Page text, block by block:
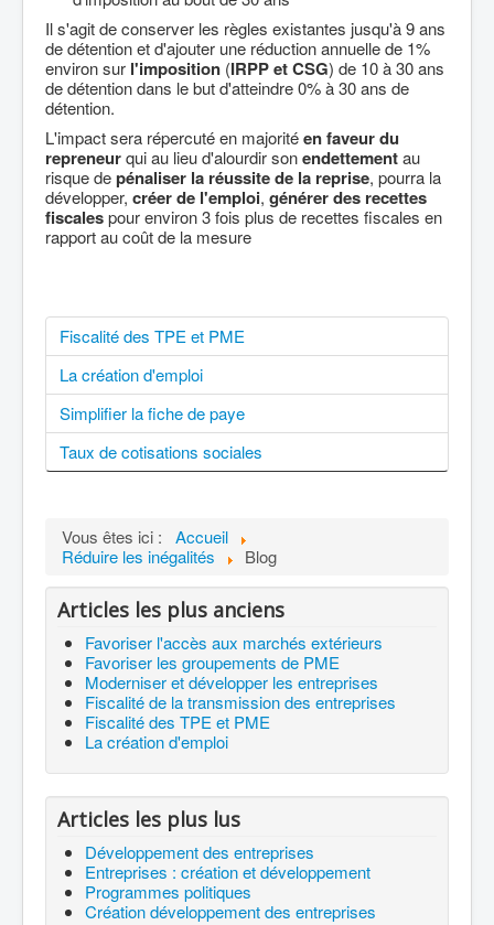
Il s'agit de conserver les règles existantes jusqu'à 9 ans
de détention et d'ajouter une réduction annuelle de 1%
environ sur l'imposition (IRPP et CSG) de 10 à 30 ans
de détention dans le but d'atteindre 0% à 30 ans de
détention.
L'impact sera répercuté en majoritéen faveur du
repreneurqui au lieu d'alourdir sonendettementau
risque depénaliser la réussite de la reprise, pourra la
développer, créer de l'emploi, générer des recettes
fiscalespour environ 3 fois plus de recettes fiscales en
rapport au coût de la mesure
Fiscalité des TPE et PME
La création d'emploi
Simplifier la fiche de paye
Taux de cotisations sociales
Vous êtes ici :
Accueil
Réduire les inégalités
Blog
Articles les plus anciens
Favoriser l'accès aux marchés extérieurs
Favoriser les groupements de PME
Moderniser et développer les entreprises
Fiscalité de la transmission des entreprises
Fiscalité des TPE et PME
La création d'emploi
Articles les plus lus
Développement des entreprises
Entreprises : création et développement
Programmes politiques
Création développement des entreprises